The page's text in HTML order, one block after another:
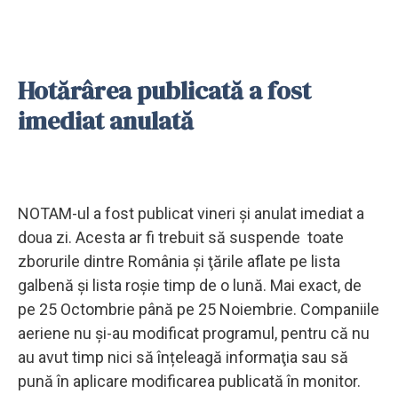
Hotărârea publicată a fost
imediat anulată
NOTAM-ul a fost publicat vineri şi anulat imediat a
doua zi. Acesta ar fi trebuit să suspende toate
zborurile dintre România şi ţările aflate pe lista
galbenă şi lista roşie timp de o lună. Mai exact, de
pe 25 Octombrie până pe 25 Noiembrie. Companiile
aeriene nu și-au modificat programul, pentru că nu
au avut timp nici să înțeleagă informaţia sau să
pună în aplicare modificarea publicată în monitor.